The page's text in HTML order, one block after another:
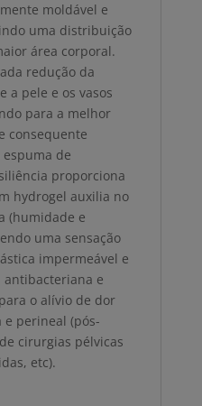
moldável e
uma distribuição
área corporal.
redução da
a pele e os vasos
para a melhor
consequente
espuma de
proporciona
hydrogel auxilia no
(humidade e
uma sensação
impermeável e
antibacteriana e
o alívio de dor
e perineal (pós-
cirurgias pélvicas
etc).